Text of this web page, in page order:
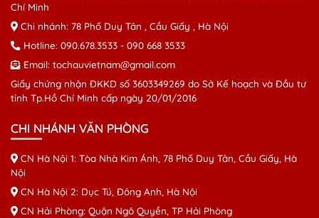
Chí Minh
Chi nhánh: 78 Phố Duy Tân , Cầu Giấy , Hà Nội
Hotline: 090.678.3533 - 090 668 3533
Email: tochauvietnam@gmail.com
Giấy chứng nhận ĐKKD số 3603349269 do Sở Kế hoạch và Đầu tư
tỉnh Tp.Hồ Chí Minh cấp ngày 20/01/2016
CHI NHÁNH VĂN PHÒNG
CN Hà Nội 1: Tòa Nhà Kim Ánh, 78 Phố Duy Tân, Cầu Giấy, Hà
Nội
CN Hà Nội 2: Dục Tú, Đông Anh, Hà Nội
CN Hải Phòng: Quận Ngô Quyền, TP Hải Phòng